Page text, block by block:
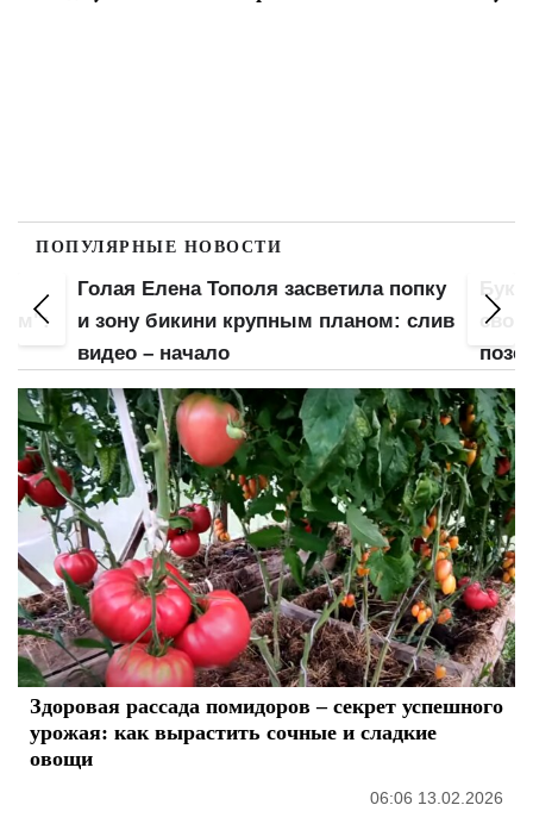
ПОПУЛЯРНЫЕ НОВОСТИ
Голая Елена Тополя засветила попку
и зону бикини крупным планом: слив
видео – начало
Здоровая рассада помидоров – секрет успешного
урожая: как вырастить сочные и сладкие
овощи
06:06 13.02.2026